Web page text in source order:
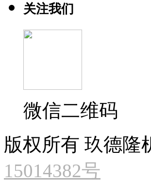
关注我们
微信二维码
版权所有 玖德
15014382号